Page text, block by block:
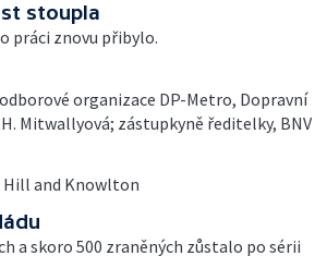
stoupla
práci znovu přibylo.
organizace DP-Metro, Dopravní
Mitwallyová; zástupkyně ředitelky, BNV
Hill and Knowlton
a skoro 500 zraněných zůstalo po sérii